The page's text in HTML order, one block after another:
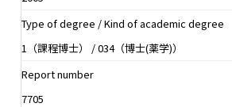
Type of degree / Kind of academic degree
1（課程博士） / 034（博士(薬学)）
Report number
7705